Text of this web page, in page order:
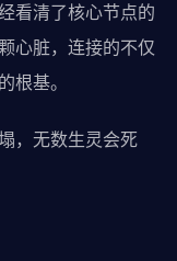
看清了核心节点的
心脏，连接的不仅
根基。
，无数生灵会死